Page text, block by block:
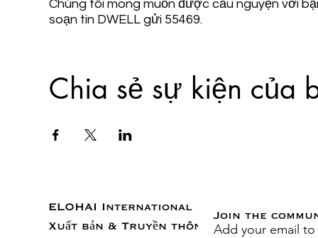
Chúng tôi mong muốn được cầu nguyện với
soạn tin DWELL gửi 55469.
Chia sẻ sự kiện của
ELOHAI International
Xuất bản & Truyền thông
Join the
Add your email